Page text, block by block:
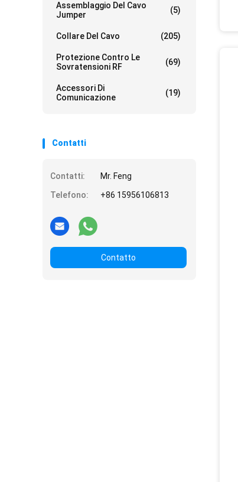
Assemblaggio Del Cavo
Jumper
(5)
Collare Del Cavo (205)
Protezione Contro Le
Sovratensioni RF
(69)
Accessori Di
Comunicazione
(19)
Contatti
Contatti:
Mr. Feng
Telefono:
+86 15956106813
Contatto